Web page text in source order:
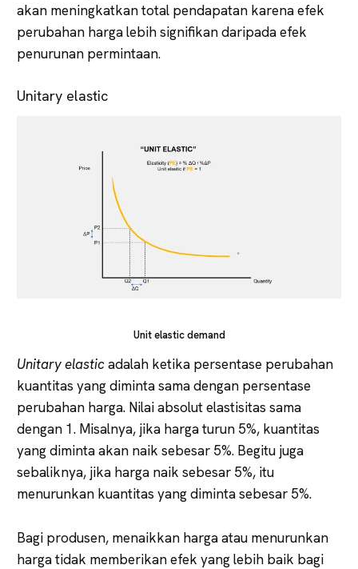
akan meningkatkan total pendapatan karena efek
perubahan harga lebih signifikan daripada efek
penurunan permintaan.
Unitary elastic
Unit elastic demand
Unitary elasticadalah ketika persentase perubahan
kuantitas yang diminta sama dengan persentase
perubahan harga. Nilai absolut elastisitas sama
dengan 1. Misalnya, jika harga turun 5%, kuantitas
yang diminta akan naik sebesar 5%. Begitu juga
sebaliknya, jika harga naik sebesar 5%, itu
menurunkan kuantitas yang diminta sebesar 5%.
Bagi produsen, menaikkan harga atau menurunkan
harga tidak memberikan efek yang lebih baik bagi